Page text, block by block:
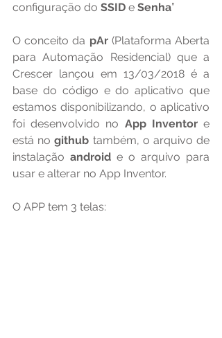
configuração do SSID e Senha”
O conceito da pAr (Plataforma Aberta
para Automação Residencial) que a
Crescer lançou em 13/03/2018 é a
base do código e do aplicativo que
estamos disponibilizando, o aplicativo
foi desenvolvido no App Inventor e
está no github também, o arquivo de
instalação android e o arquivo para
usar e alterar no App Inventor.
O APP tem 3 telas: